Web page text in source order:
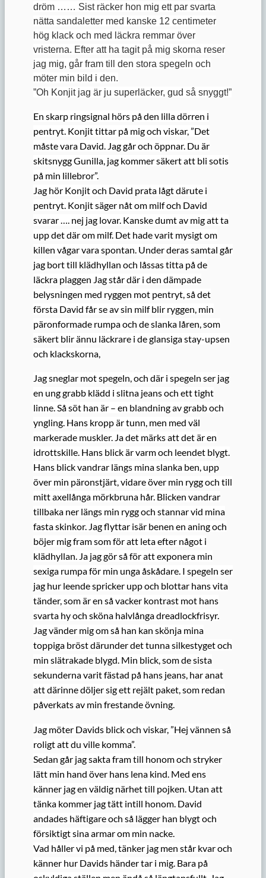
dröm …… Sist räcker hon mig ett par svarta
nätta sandaletter med kanske 12 centimeter
hög klack och med läckra remmar över
vristerna. Efter att ha tagit på mig skorna reser
jag mig, går fram till den stora spegeln och
möter min bild i den.
”Oh Konjit jag är ju superläcker, gud så snyggt!”
En skarp ringsignal hörs på den lilla dörren i
pentryt. Konjit tittar på mig och viskar, ”Det
måste vara David. Jag går och öppnar. Du är
skitsnygg Gunilla, jag kommer säkert att bli sotis
på min lillebror”.
Jag hör Konjit och David prata lågt därute i
pentryt. Konjit säger nåt om milf och David
svarar …. nej jag lovar. Kanske dumt av mig att ta
upp det där om milf. Det hade varit mysigt om
killen vågar vara spontan. Under deras samtal går
jag bort till klädhyllan och låssas titta på de
läckra plaggen Jag står där i den dämpade
belysningen med ryggen mot pentryt, så det
första David får se av sin milf blir ryggen, min
päronformade rumpa och de slanka låren, som
säkert blir ännu läckrare i de glansiga stay-upsen
och klackskorna,
Jag sneglar mot spegeln, och där i spegeln ser jag
en ung grabb klädd i slitna jeans och ett tight
linne. Så söt han är – en blandning av grabb och
yngling. Hans kropp är tunn, men med väl
markerade muskler. Ja det märks att det är en
idrottskille. Hans blick är varm och leendet blygt.
Hans blick vandrar längs mina slanka ben, upp
över min päronstjärt, vidare över min rygg och till
mitt axellånga mörkbruna hår. Blicken vandrar
tillbaka ner längs min rygg och stannar vid mina
fasta skinkor. Jag flyttar isär benen en aning och
böjer mig fram som för att leta efter något i
klädhyllan. Ja jag gör så för att exponera min
sexiga rumpa för min unga åskådare. I spegeln ser
jag hur leende spricker upp och blottar hans vita
tänder, som är en så vacker kontrast mot hans
svarta hy och sköna halvlånga dreadlockfrisyr.
Jag vänder mig om så han kan skönja mina
toppiga bröst därunder det tunna silkestyget och
min slätrakade blygd. Min blick, som de sista
sekunderna varit fästad på hans jeans, har anat
att därinne döljer sig ett rejält paket, som redan
påverkats av min frestande övning.
Jag möter Davids blick och viskar, ”Hej vännen så
roligt att du ville komma”.
Sedan går jag sakta fram till honom och stryker
lätt min hand över hans lena kind. Med ens
känner jag en väldig närhet till pojken. Utan att
tänka kommer jag tätt intill honom. David
andades häftigare och så lägger han blygt och
försiktigt sina armar om min nacke.
Vad håller vi på med, tänker jag men står kvar och
känner hur Davids händer tar i mig. Bara på